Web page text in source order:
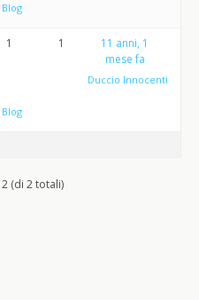
1 1
11 anni, 1
mese fa
Duccio Innocenti
(di 2 totali)